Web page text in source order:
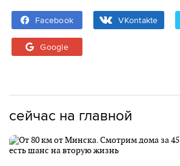
Facebook VKontakte
Google
сейчас на главной